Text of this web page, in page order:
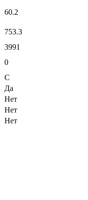
60.2
753.3
3991
0
C
Да
Нет
Нет
Нет